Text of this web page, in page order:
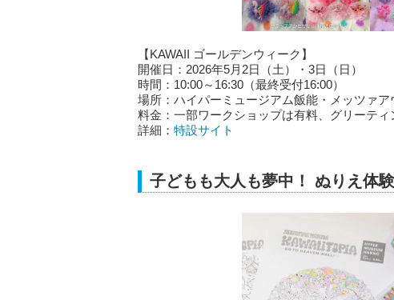
【KAWAII ゴールデンウィーク】
開催日：2026年5月2日（土）・3日（日）
時間：10:00～16:30（最終受付16:00）
場所：ハイパーミュージアム飯能・メッツァア
料金：一部ワークショップは有料、グリーテ
詳細： 特設サイト
子どもも大人も夢中！ ぬりえ体